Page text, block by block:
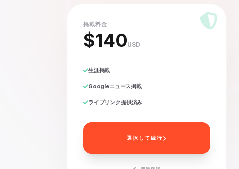
掲載料金
$140USD
生涯掲載
Googleニュース掲載
ライブリンク提供済み
選択して続行